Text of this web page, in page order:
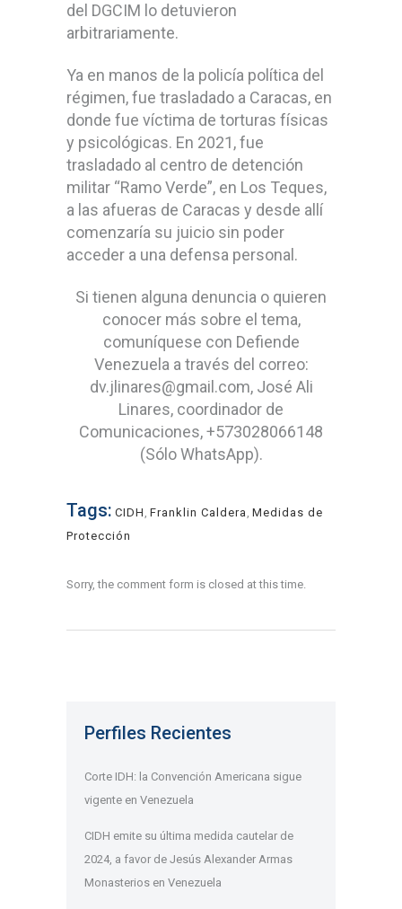
del DGCIM lo detuvieron
arbitrariamente.
Ya en manos de la policía política del
régimen, fue trasladado a Caracas, en
donde fue víctima de torturas físicas
y psicológicas. En 2021, fue
trasladado al centro de detención
militar “Ramo Verde”, en Los Teques,
a las afueras de Caracas y desde allí
comenzaría su juicio sin poder
acceder a una defensa personal.
Si tienen alguna denuncia o quieren
conocer más sobre el tema,
comuníquese con Defiende
Venezuela a través del correo:
dv.jlinares@gmail.com, José Ali
Linares, coordinador de
Comunicaciones, +573028066148
(Sólo WhatsApp).
Tags: CIDH , Franklin Caldera , Medidas de
Protección
Sorry, the comment form is closed at this time.
Perfiles Recientes
Corte IDH: la Convención Americana sigue
vigente en Venezuela
CIDH emite su última medida cautelar de
2024, a favor de Jesús Alexander Armas
Monasterios en Venezuela